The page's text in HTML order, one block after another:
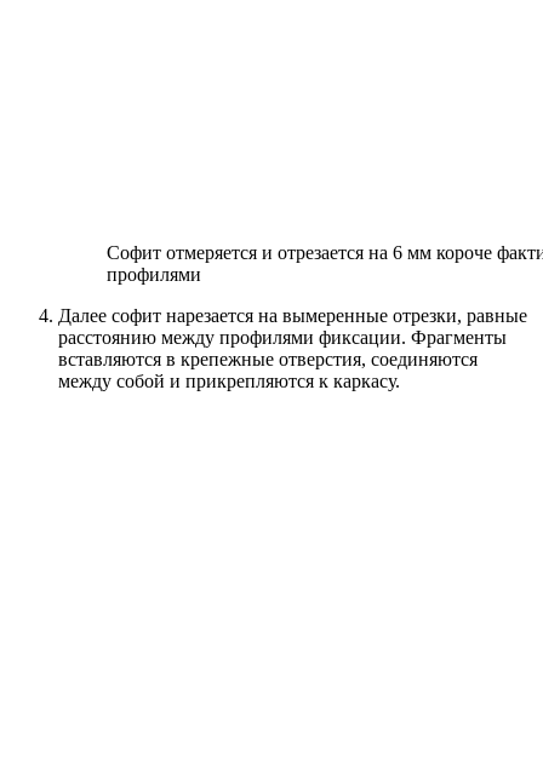
Софит отмеряется и отрезается на 6 мм короче
профилями
Далее софит нарезается на вымеренные отрезки, равные
расстоянию между профилями фиксации. Фрагменты
вставляются в крепежные отверстия, соединяются
между собой и прикрепляются к каркасу.